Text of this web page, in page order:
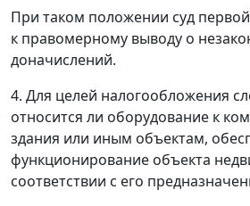
При таком положении суд
к правомерному выводу о
доначислений.
4. Для целей налогообложения
относится ли оборудование к
здания или иным объектам,
функционирование объекта
соответствии с его